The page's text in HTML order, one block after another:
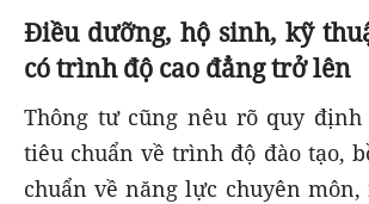
Điều dưỡng, hộ sinh, kỹ
có trình độ cao đẳng trở lên
Thông tư cũng nêu rõ quy
tiêu chuẩn về trình độ đào tạo,
chuẩn về năng lực chuyên môn,